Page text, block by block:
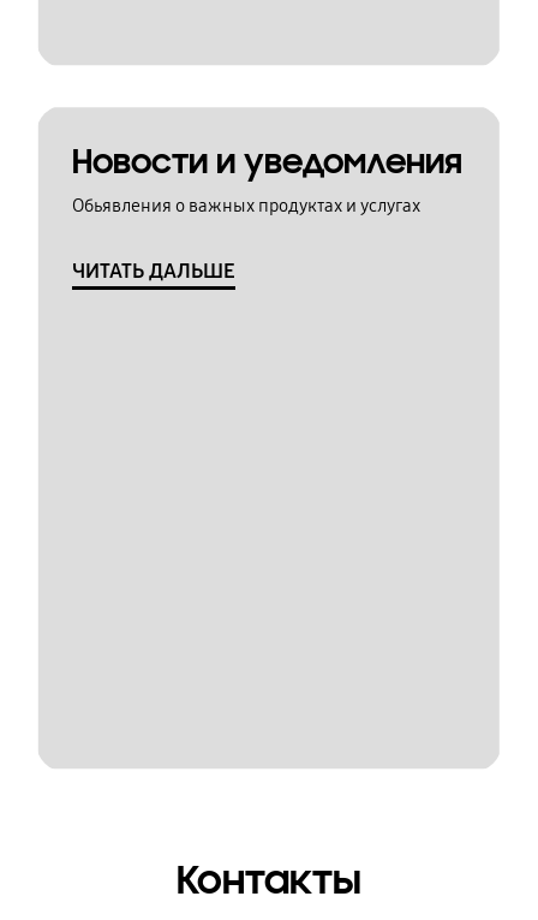
Новости и уведомления
Обьявления о важных продуктах и услугах
ЧИТАТЬ ДАЛЬШЕ
Контакты